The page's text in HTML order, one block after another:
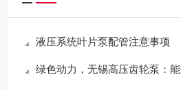
液压系统叶片泵配管注意事项
绿色动力，无锡高压齿轮泵：